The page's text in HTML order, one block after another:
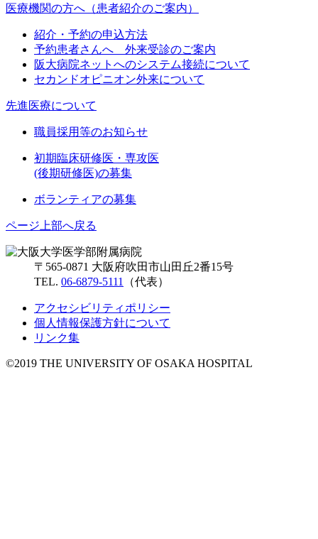
医療機関の方へ（患者紹介のご案内）
紹介・予約の申込方法
予約患者さんへ 外来受診のご案内
阪大病院ネットへのシステム接続について
セカンドオピニオン外来について
先進医療について
職員採用等のお知らせ
初期臨床研修医・専攻医
(後期研修医)の募集
ボランティアの募集
ページ上部へ戻る
〒565-0871 大阪府吹田市山田丘2番15号
TEL. 06-6879-5111 （代表）
アクセシビリティポリシー
個人情報保護方針について
リンク集
©2019 THE UNIVERSITY OF OSAKA HOSPITAL